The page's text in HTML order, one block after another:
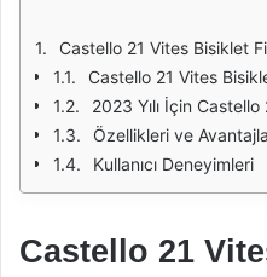
Castello 21 Vites Bisiklet
Castello 21 Vites
2023 Yılı İçin
Özellikleri ve
Kullanıcı Deneyimleri
Castello 21